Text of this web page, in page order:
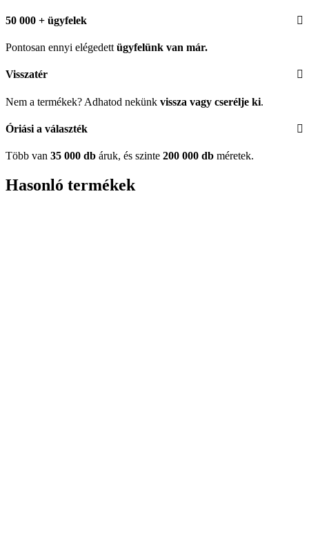
50 000 + ügyfelek
Pontosan ennyi elégedett ügyfelünk van már.
Visszatér
Nem a termékek? Adhatod nekünk vissza vagy cserélje ki.
Óriási a választék
Több van 35 000 db áruk, és szinte 200 000 db méretek.
Hasonló termékek